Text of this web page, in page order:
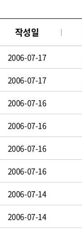
작성일
2006-07-17
2006-07-17
2006-07-16
2006-07-16
2006-07-16
2006-07-16
2006-07-14
2006-07-14